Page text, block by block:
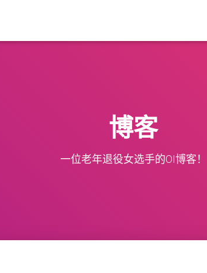
博客
一位老年退役女选手的OI博客！